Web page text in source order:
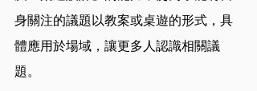
身關注的議題以教案或桌遊的形式，具
體應用於場域，讓更多人認識相關議
題。